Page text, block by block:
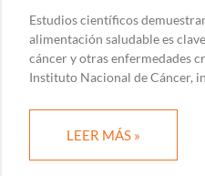
Estudios científicos
alimentación saludable es
cáncer y otras enfermedades
Instituto Nacional de Cáncer,
LEER MÁS »